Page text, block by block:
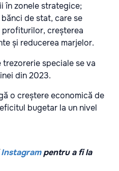
în zonele strategice;
de stat, care se
creșterea
și reducerea marjelor.
trezorerie speciale se va
din 2023.
o creștere economică de
bugetar la un nivel
Instagrampentru a fi la